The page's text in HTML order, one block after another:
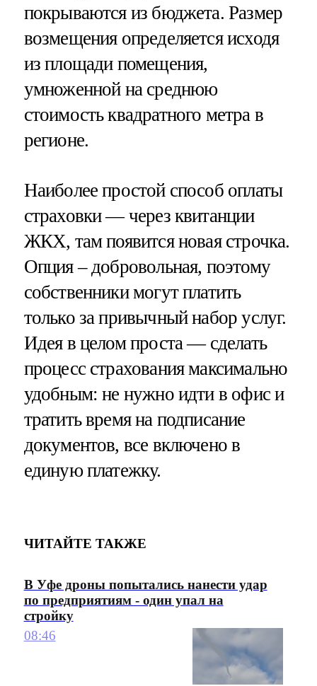
покрываются из бюджета. Размер
возмещения определяется исходя
из площади помещения,
умноженной на среднюю
стоимость квадратного метра в
регионе.
Наиболее простой способ оплаты
страховки — через квитанции
ЖКХ, там появится новая строчка.
Опция – добровольная, поэтому
собственники могут платить
только за привычный набор услуг.
Идея в целом проста — сделать
процесс страхования максимально
удобным: не нужно идти в офис и
тратить время на подписание
документов, все включено в
единую платежку.
ЧИТАЙТЕ ТАКЖЕ
В Уфе дроны попытались нанести удар
по предприятиям - один упал на
стройку
08:46